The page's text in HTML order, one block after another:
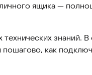
ящика —
знаний.
пошагово, как